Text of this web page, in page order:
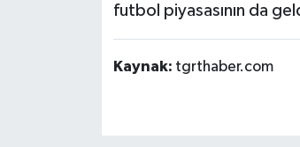
futbol piyasasının da
Kaynak: tgrthaber.com